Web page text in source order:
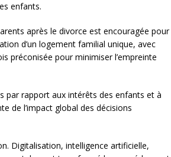
enfants.
après le divorce est encouragée pour
d’un logement familial unique, avec
préconisée pour minimiser l’empreinte
par rapport aux intérêts des enfants et à
de l’impact global des décisions
Digitalisation, intelligence artificielle,